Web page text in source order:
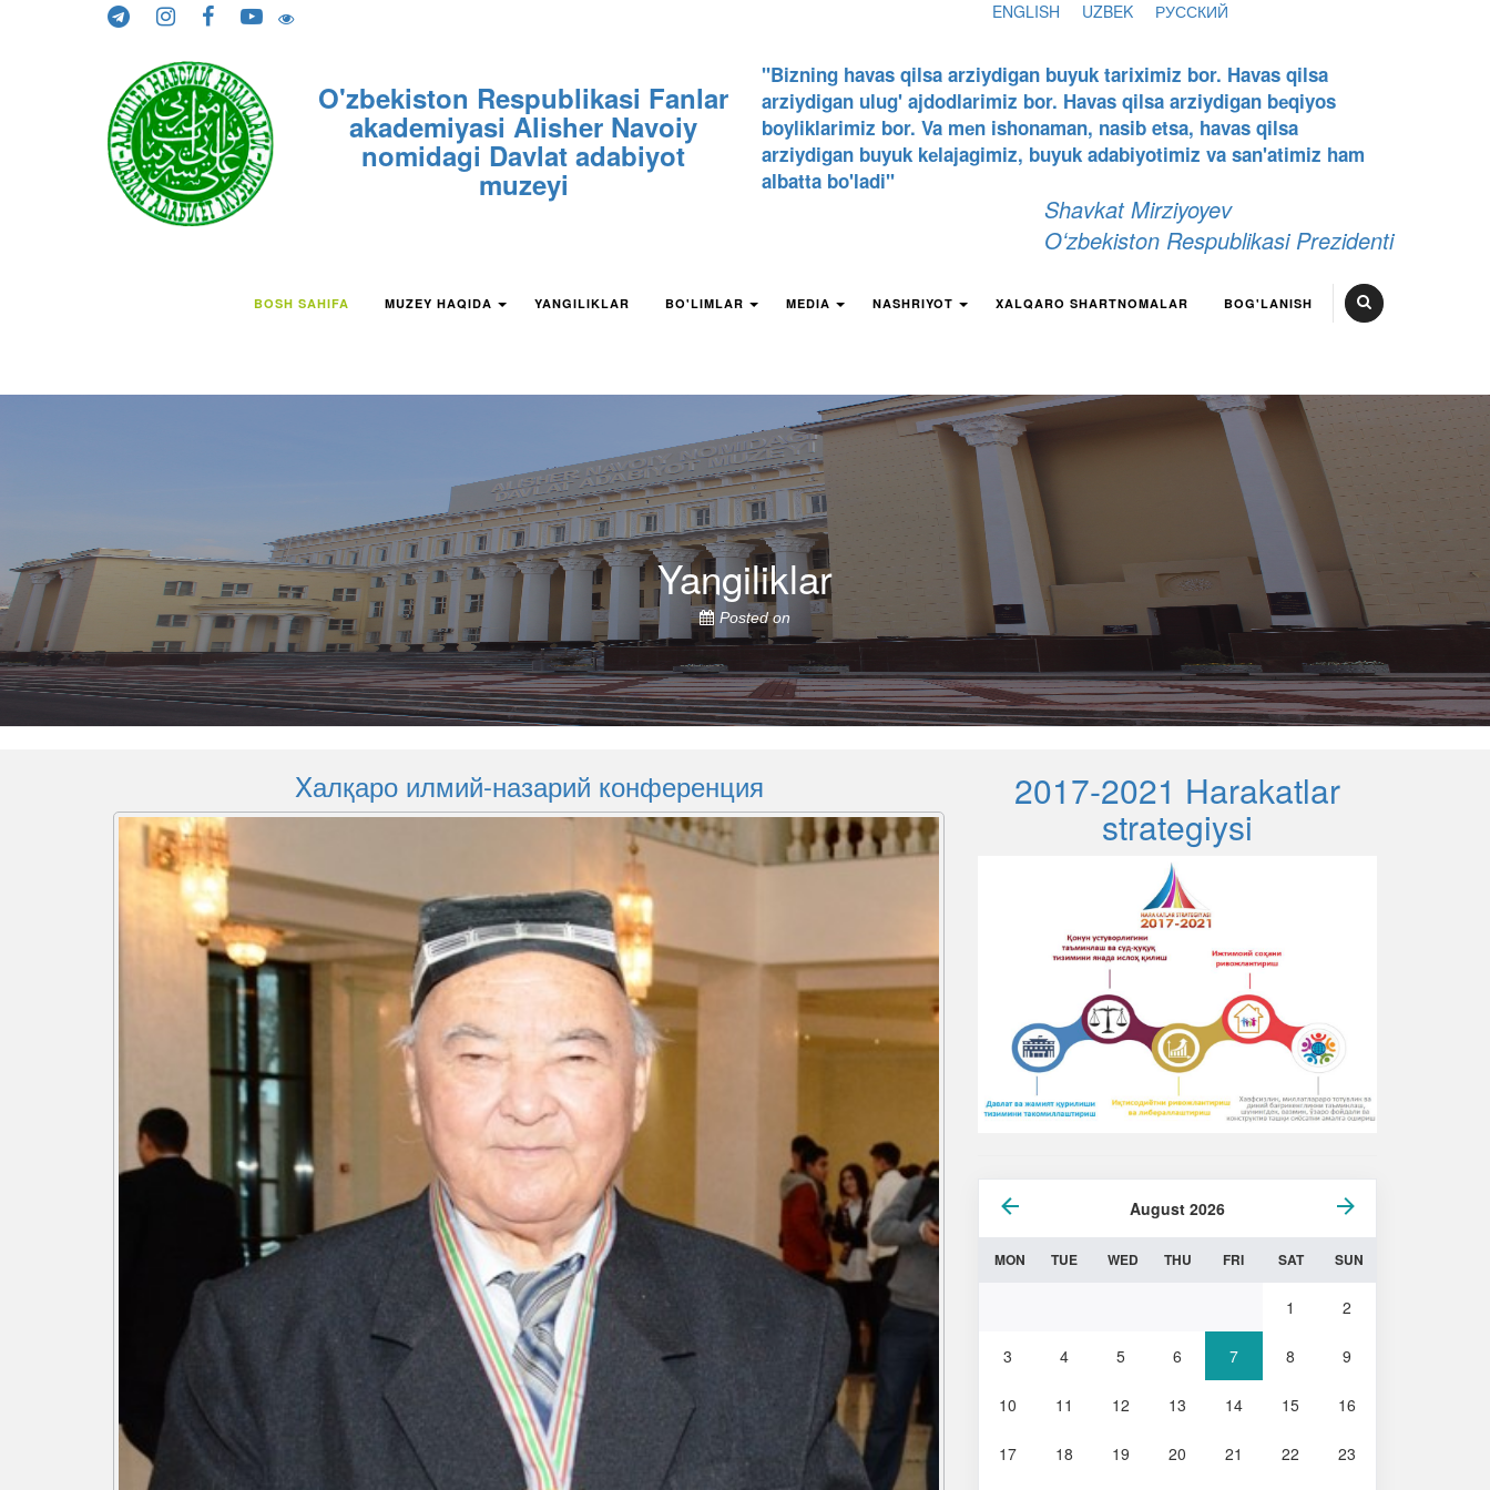
ENGLISH UZBEK РУССКИЙ
O'zbekiston Respublikasi Fanlar
akademiyasi Alisher Navoiy
nomidagi Davlat adabiyot
muzeyi
"Bizning havas qilsa arziydigan buyuk tariximiz bor. Havas qilsa
arziydigan ulug' ajdodlarimiz bor. Havas qilsa arziydigan bеqiyos
boyliklarimiz bor. Va mеn ishonaman, nasib etsa, havas qilsa
arziydigan buyuk kеlajagimiz, buyuk adabiyotimiz va san'atimiz ham
albatta bo'ladi"
Shavkat Mirziyoyev
Oʻzbekiston Respublikasi Prezidenti
BOSH SAHIFA MUZEY HAQIDA YANGILIKLAR BO'LIMLAR MEDIA NASHRIYOT XALQARO SHARTNOMALAR BOG'LANISH
Yangiliklar
Posted on
Xалқаро илмий-назарий конференция 2017-2021 Harakatlar
strategiysi
August 2026
MON TUE WED THU FRI SAT SUN
1 2
3 4 5 6 7 8 9
10 11 12 13 14 15 16
17 18 19 20 21 22 23